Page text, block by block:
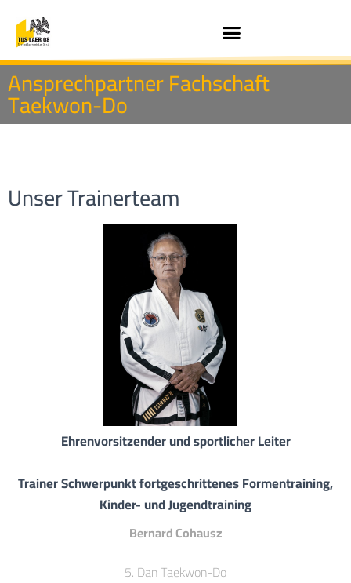
Ansprechpartner Fachschaft
Taekwon-Do
Unser Trainerteam
Ehrenvorsitzender und sportlicher Leiter
Trainer Schwerpunkt fortgeschrittenes Formentraining,
Kinder- und Jugendtraining
Bernard Cohausz
5. Dan Taekwon-Do